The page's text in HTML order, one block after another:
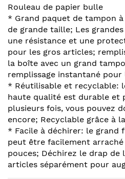
of
the
images
gallery
Rouleau de papier bulle
* Grand paquet de tampon
de grande taille; Les
une résistance et une
pour les gros articles;
la boîte avec un grand
remplissage instantané
* Réutilisable et recyclable:
haute qualité est durable et
plusieurs fois, vous pouvez
encore; Recyclable grâce à
* Facile à déchirer: le grand
peut être facilement arraché
pouces; Déchirez le drap de
articles séparément pour